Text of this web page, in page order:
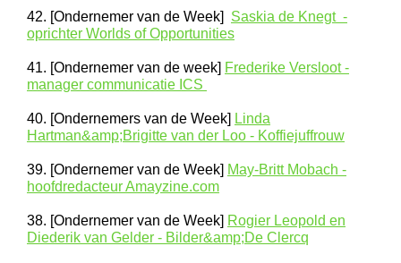
42. [Ondernemer van de Week] Saskia de Knegt -
oprichter Worlds of Opportunities
41. [Ondernemer van de week] Frederike Versloot -
manager communicatie ICS
40. [Ondernemers van de Week] Linda
Hartman&amp;Brigitte van der Loo - Koffiejuffrouw
39. [Ondernemer van de Week] May-Britt Mobach -
hoofdredacteur Amayzine.com
38. [Ondernemer van de Week] Rogier Leopold en
Diederik van Gelder - Bilder&amp;De Clercq